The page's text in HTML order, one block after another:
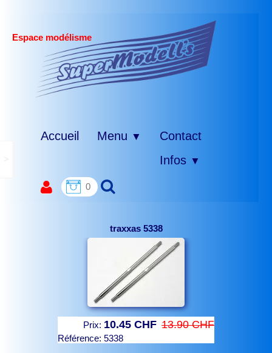
Espace modélisme
Accueil Menu ▼
Contact
Infos ▼
0
traxxas 5338
Prix: 10.45 CHF 13.90 CHF
Référence: 5338